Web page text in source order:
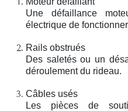
Une défaillance
électrique de
Rails obstrués
Des saletés ou un
déroulement du rideau.
Câbles usés
Les pièces de